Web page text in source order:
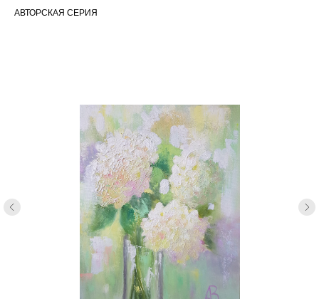
АВТОРСКАЯ СЕРИЯ